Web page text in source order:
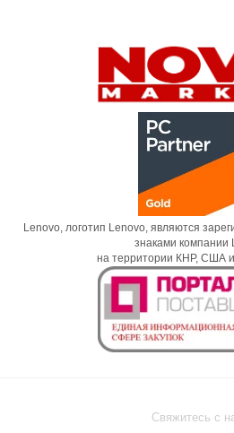
Lenovo, логотип Lenovo, являются
знаками компании
на территории КНР, США и
Свяжитесь с